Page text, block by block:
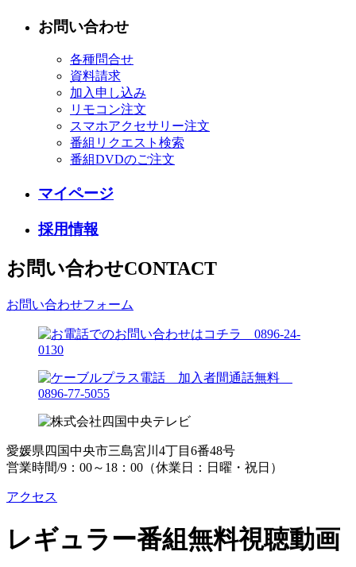
お問い合わせ
各種問合せ
資料請求
加入申し込み
リモコン注文
スマホアクセサリー注文
番組リクエスト検索
番組DVDのご注文
マイページ
採用情報
お問い合わせCONTACT
お問い合わせフォーム
愛媛県四国中央市三島宮川4丁目6番48号
営業時間/9：00～18：00（休業日：日曜・祝日）
アクセス
レギュラー番組無料視聴動画